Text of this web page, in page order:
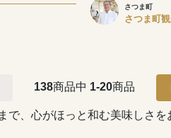
さつま町
さつま町
138商品中 1-20商品
で、心がほっと和む美味しさを